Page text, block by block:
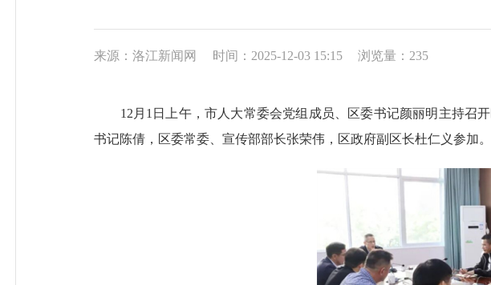
来源：洛江新闻网 时间：2025-12-03 15:15 浏览量： 235
12月1日上午，市人大常委会党组成员、区委书记颜丽明主持召开
书记陈倩，区委常委、宣传部部长张荣伟，区政府副区长杜仁义参加。